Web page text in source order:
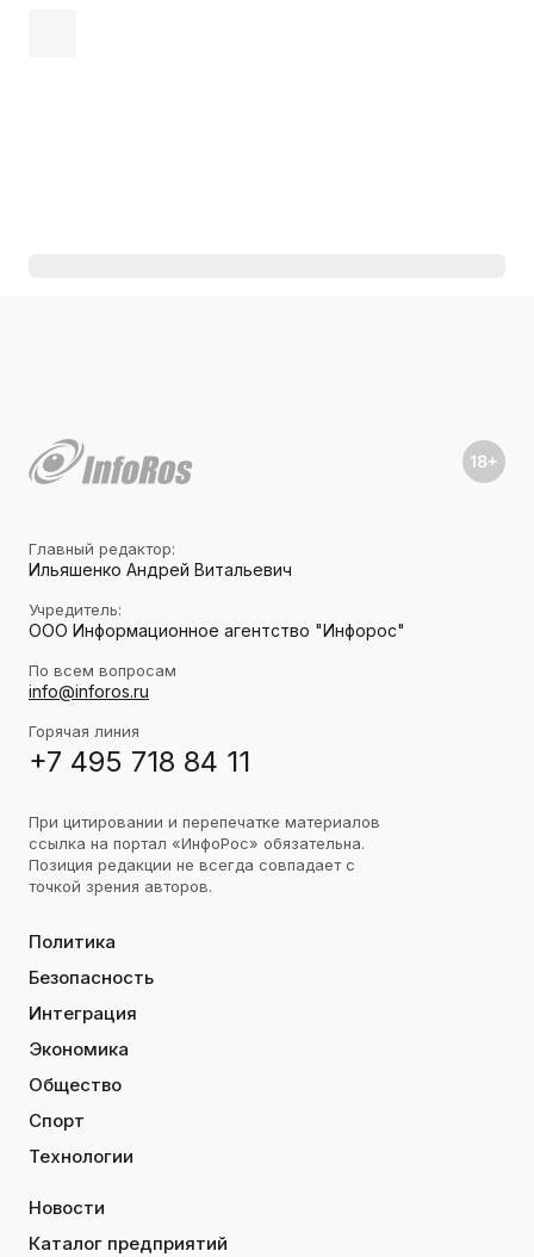
Главный редактор:
Ильяшенко Андрей Витальевич
Учредитель:
ООО Информационное агентство "Инфорос"
По всем вопросам
info@inforos.ru
Горячая линия
+7 495 718 84 11
При цитировании и перепечатке материалов
ссылка на портал «ИнфоРос» обязательна.
Позиция редакции не всегда совпадает с
точкой зрения авторов.
Политика
Безопасность
Интеграция
Экономика
Общество
Спорт
Технологии
Новости
Каталог предприятий